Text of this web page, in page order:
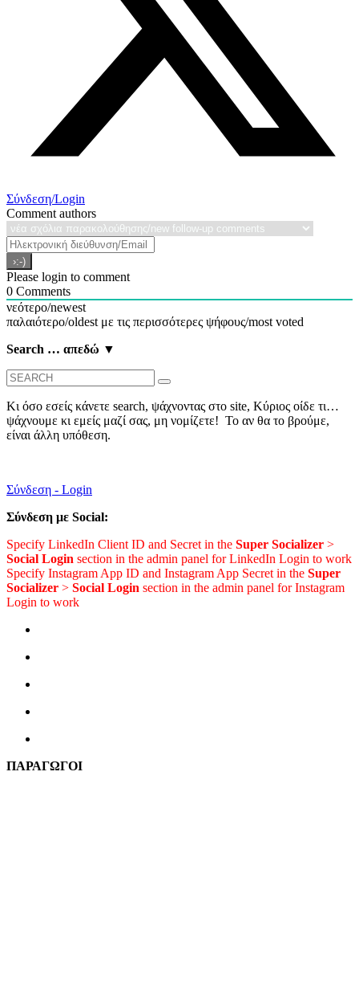
Σύνδεση/Login
Comment authors
Please login to comment
0 Comments
νεότερο/newest
παλαιότερο/oldest με τις περισσότερες ψήφους/most voted
Search … απεδώ ▼
Search
for:
Κι όσο εσείς κάνετε search, ψάχνοντας στο site, Κύριος οίδε τι…
ψάχνουμε κι εμείς μαζί σας, μη νομίζετε! Το αν θα το βρούμε,
είναι άλλη υπόθεση.
Σύνδεση - Login
Σύνδεση με Social:
Specify LinkedIn Client ID and Secret in the Super Socializer >
Social Login section in the admin panel for LinkedIn Login to work
Specify Instagram App ID and Instagram App Secret in the Super
Socializer > Social Login section in the admin panel for Instagram
Login to work
ΠΑΡΑΓΩΓΟΙ